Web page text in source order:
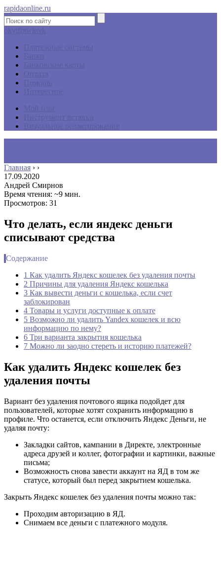
rapidaonline.ru
Главная › ›
17.09.2020
Андрей Смирнов
Время чтения: ~9 мин.
Просмотров: 31
Что делать, если яндекс деньги
списывают средства
Содержание
1 Как удалить Яндекс кошелек без удаления почты
2 Причины для удаления Яндекс кошелька
3 Как вывести деньги с кошелька, если счет
заблокирован
4 Товары и услуги доступные к оплате
5 Возможно ли удалить Yandex кошелек и всю
информацию по нему?
6 Три варианта закрытия кошелька
7 Можно ли заодно стереть и историю платежей?
Как удалить Яндекс кошелек без
удаления почты
Вариант без удаления почтового ящика подойдет для
пользователей, которые хотят сохранить информацию в
профиле. Что останется, если отключить Яндекс Деньги, не
удаляя почту:
Закладки сайтов, кампании в Директе, электронные
адреса друзей и коллег, фотографии и картинки, важные
письма;
Возможность снова завести аккаунт на ЯД в том же
статусе, который был перед закрытием кошелька.
Закрыть Яндекс кошелек без удаления почты можно так:
Проходим авторизацию в ЯД.
Снимаем все деньги с платежного модуля.